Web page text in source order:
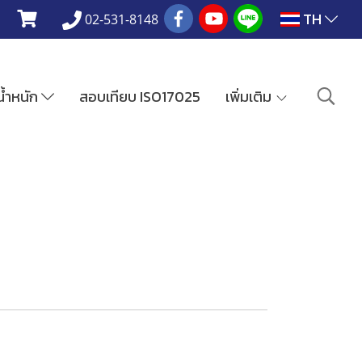
02-531-8148 TH
ำหนัก สอบเทียบ ISO17025 เพิ่มเติม